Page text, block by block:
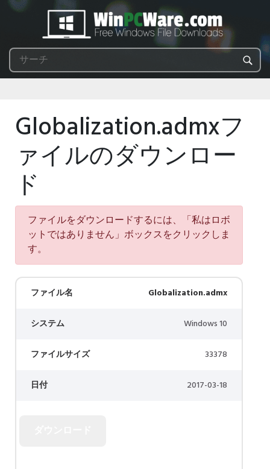
Globalization.admxフ
ァイルのダウンロー
ド
ファイルをダウンロードするには、「私はロボ
ットではありません」ボックスをクリックしま
す。
ファイル名 Globalization.admx
システム Windows 10
ファイルサイズ 33378
日付 2017-03-18